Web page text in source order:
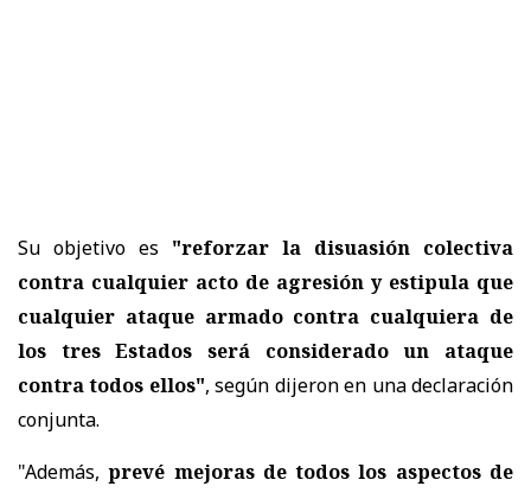
Su objetivo es "reforzar la disuasión colectiva
contra cualquier acto de agresión y estipula que
cualquier ataque armado contra cualquiera de
los tres Estados será considerado un ataque
contra todos ellos", según dijeron en una declaración
conjunta.
"Además,prevé mejoras de todos los aspectos de